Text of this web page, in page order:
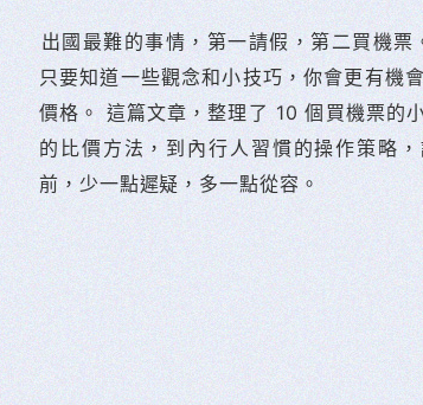
出國最難的事情，第一請假，第二買機票
只要知道一些觀念和小技巧，你會更有機
價格。 這篇文章，整理了 10 個買機票的
的比價方法，到內行人習慣的操作策略
前，少一點遲疑，多一點從容。